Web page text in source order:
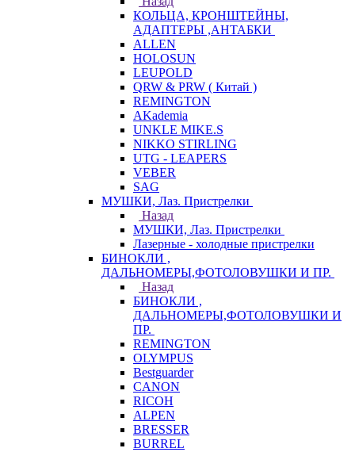
КОЛЬЦА, КРОНШТЕЙНЫ,
АДАПТЕРЫ ,АНТАБКИ
ALLEN
HOLOSUN
LEUPOLD
QRW & PRW ( Китай )
REMINGTON
AKademia
UNKLE MIKE.S
NIKKO STIRLING
UTG - LEAPERS
VEBER
SAG
МУШКИ, Лаз. Пристрелки
Назад
МУШКИ, Лаз. Пристрелки
Лазерные - холодные пристрелки
БИНОКЛИ ,
ДАЛЬНОМЕРЫ,ФОТОЛОВУШКИ И ПР.
Назад
БИНОКЛИ ,
ДАЛЬНОМЕРЫ,ФОТОЛОВУШКИ И
ПР.
REMINGTON
OLYMPUS
Bestguarder
CANON
RICOH
ALPEN
BRESSER
BURREL